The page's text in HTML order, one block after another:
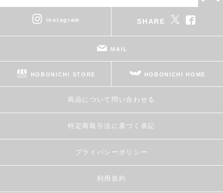
instagram SHARE
MAIL
HOBONICHI STORE HOBONICHI HOME
商品について問い合わせる
特定商取引法に基づく表記
プライバシーポリシー
利用規約